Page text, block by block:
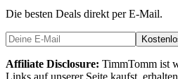
Die besten Deals direkt per E-Mail.
Affiliate Disclosure: TimmTomm ist
Links auf unserer Seite kaufst,